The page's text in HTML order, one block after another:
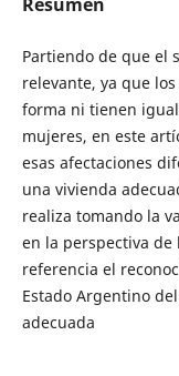
Partiendo de que el
relevante, ya que
forma ni tienen
mujeres, en este
esas afectaciones
una vivienda
realiza tomando la
en la perspectiva de
referencia el
Estado Argentino
adecuada